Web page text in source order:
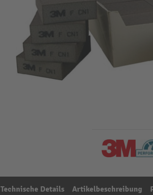
Technische Details Artikelbeschreibung